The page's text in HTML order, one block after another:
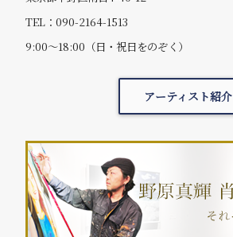
TEL：090-2164-1513
9:00～18:00（日・祝日をのぞく）
アーティスト紹介